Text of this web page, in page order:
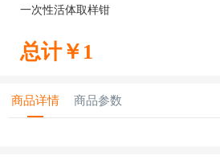
一次性活体取样钳
总计￥ 1
商品详情 商品参数